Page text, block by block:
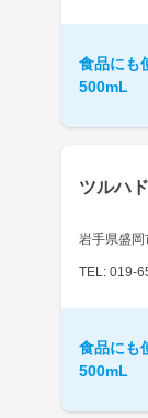
食品にも
500mL
ツルハ
岩手県盛岡
TEL: 019-
食品にも
500mL